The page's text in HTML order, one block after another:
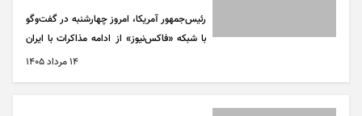
رئیس‌جمهور آمریکا، امروز چهارشنبه در گفت‌و‌گو
با شبکه «فاکس‌نیوز» از ادامه مذاکرات با ایران
خبر داد و مدعی شد این گفت‌و‌گو‌ها «بسیار
۱۴ مرداد ۱۴۰۵